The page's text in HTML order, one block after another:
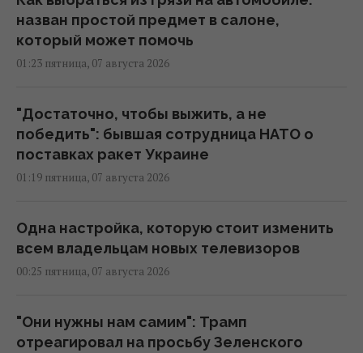
назван простой предмет в салоне,
который может помочь
01:23 пятница, 07 августа 2026
"Достаточно, чтобы выжить, а не
победить": бывшая сотрудница НАТО о
поставках ракет Украине
01:19 пятница, 07 августа 2026
Одна настройка, которую стоит изменить
всем владельцам новых телевизоров
00:25 пятница, 07 августа 2026
"Они нужны нам самим": Трамп
отреагировал на просьбу Зеленского